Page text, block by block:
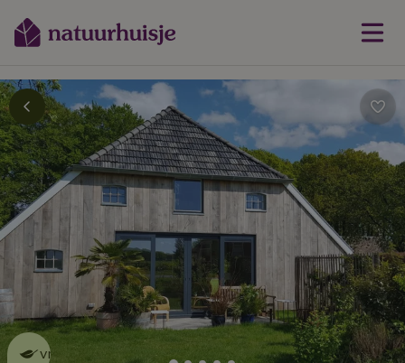
Dit natuurhuisje is eco-
vriendelijk
lees meer